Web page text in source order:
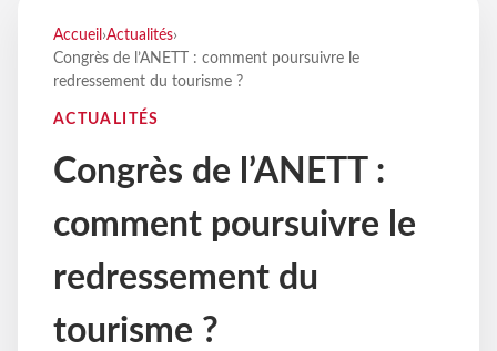
Accueil ›Actualités›
Congrès de l’ANETT : comment poursuivre le
redressement du tourisme ?
ACTUALITÉS
Congrès de l’ANETT :
comment poursuivre le
redressement du
tourisme ?